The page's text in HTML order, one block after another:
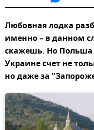
Любовная лодка
именно – в данном
скажешь. Но Польша
Украине счет не
но даже за